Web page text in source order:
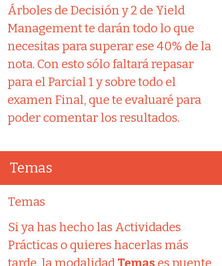
Árboles de Decisión y 2 de Yield
Management te darán todo lo que
necesitas para superar ese 40% de la
nota. Con esto sólo faltará repasar
para el Parcial 1 y sobre todo el
examen Final, que te evaluaré para
poder comentar los resultados.
Temas
Temas
Si ya has hecho las Actividades
Prácticas o quieres hacerlas más
tarde, la modalidad Temas es puente